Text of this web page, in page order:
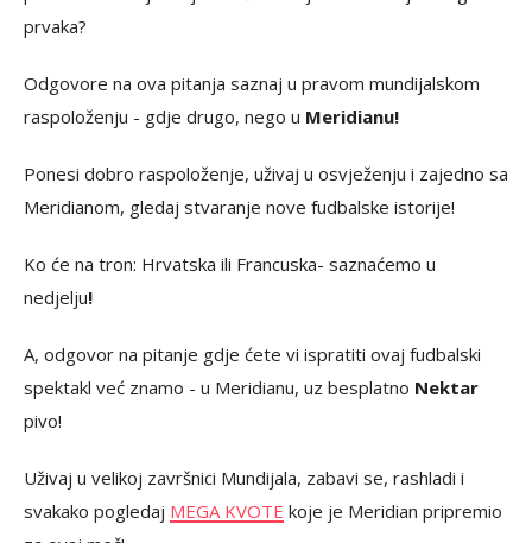
prvaka?
Odgovore na ova pitanja saznaj u pravom mundijalskom
raspoloženju - gdje drugo, nego u Meridianu!
Ponesi dobro raspoloženje, uživaj u osvježenju i zajedno sa
Meridianom, gledaj stvaranje nove fudbalske istorije!
Ko će na tron: Hrvatska ili Francuska- saznaćemo u
nedjelju!
A, odgovor na pitanje gdje ćete vi ispratiti ovaj fudbalski
spektakl već znamo - u Meridianu, uz besplatno Nektar
pivo!
Uživaj u velikoj završnici Mundijala, zabavi se, rashladi i
svakako pogledaj MEGA KVOTE koje je Meridian pripremio